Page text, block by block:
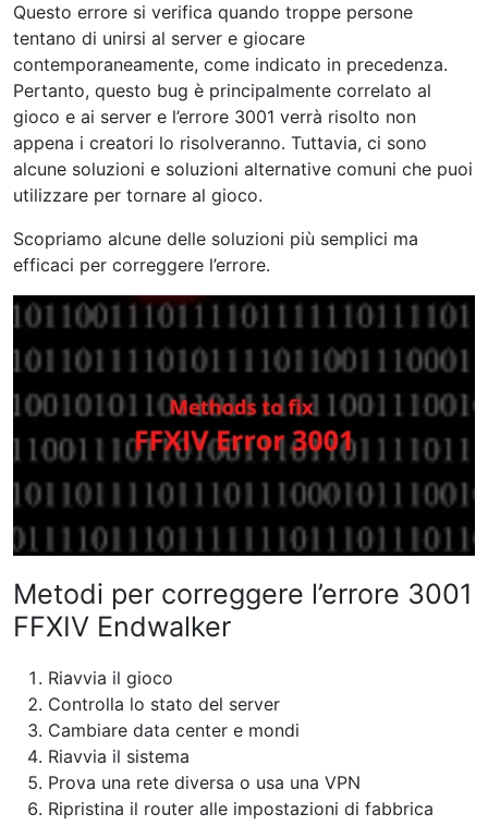
Questo errore si verifica quando troppe persone
tentano di unirsi al server e giocare
contemporaneamente, come indicato in precedenza.
Pertanto, questo bug è principalmente correlato al
gioco e ai server e l’errore 3001 verrà risolto non
appena i creatori lo risolveranno. Tuttavia, ci sono
alcune soluzioni e soluzioni alternative comuni che puoi
utilizzare per tornare al gioco.
Scopriamo alcune delle soluzioni più semplici ma
efficaci per correggere l’errore.
Metodi per correggere l’errore 3001
FFXIV Endwalker
Riavvia il gioco
Controlla lo stato del server
Cambiare data center e mondi
Riavvia il sistema
Prova una rete diversa o usa una VPN
Ripristina il router alle impostazioni di fabbrica